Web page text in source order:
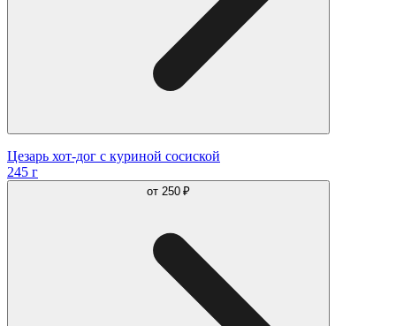
Цезарь хот-дог с куриной сосиской
245 г
от 250 ₽